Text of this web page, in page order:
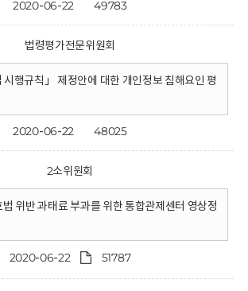
2020-06-22 49783
법령평가전문위원회
시행규칙」 제정안에 대한 개인정보 침해요인 평
2020-06-22 48025
2소위원회
위반 과태료 부과를 위한 통합관제센터 영상정
2020-06-22 51787